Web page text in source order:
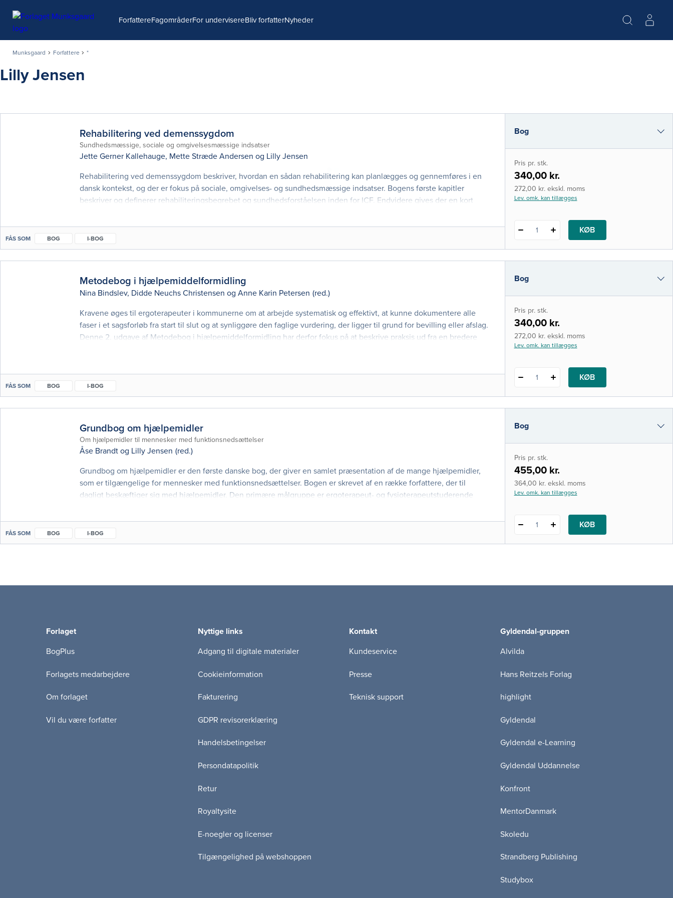
ForfattereFagområderFor undervisereBliv forfatterNyheder
Munksgaard Forfattere *
Lilly Jensen
Rehabilitering ved demenssygdom
Sundhedsmæssige, sociale og omgivelsesmæssige indsatser
Jette Gerner Kallehauge, Mette Stræde Andersen og Lilly Jensen
Rehabilitering ved demenssygdom beskriver, hvordan en sådan rehabilitering kan planlægges og gennemføres i en
dansk kontekst, og der er fokus på sociale, omgivelses- og sundhedsmæssige indsatser. Bogens første kapitler
beskriver og definerer rehabiliteringsbegrebet og sundhedsforståelsen inden for ICF. Endvidere gives der en kort
FÅS SOM BOG I-BOG
Bog
i-bog
Pris pr. stk.
340,00 kr.
272,00 kr. ekskl. moms
Lev. omk. kan tillægges
1 KØB
Metodebog i hjælpemiddelformidling
Nina Bindslev, Didde Neuchs Christensen og Anne Karin Petersen (red.)
Kravene øges til ergoterapeuter i kommunerne om at arbejde systematisk og effektivt, at kunne dokumentere alle
faser i et sagsforløb fra start til slut og at synliggøre den faglige vurdering, der ligger til grund for bevilling eller afslag.
Denne 2. udgave af Metodebog i hjælpemiddelformidling har derfor fokus på at beskrive praksis ud fra en bredere
FÅS SOM BOG I-BOG
Bog
i-bog
Pris pr. stk.
340,00 kr.
272,00 kr. ekskl. moms
Lev. omk. kan tillægges
1 KØB
Grundbog om hjælpemidler
Om hjælpemidler til mennesker med funktionsnedsættelser
Åse Brandt og Lilly Jensen (red.)
Grundbog om hjælpemidler er den første danske bog, der giver en samlet præsentation af de mange hjælpemidler,
som er tilgængelige for mennesker med funktionsnedsættelser. Bogen er skrevet af en række forfattere, der til
dagligt beskæftiger sig med hjælpemidler. Den primære målgruppe er ergoterapeut- og fysioterapeutstuderende
FÅS SOM BOG I-BOG
Bog
i-bog
Pris pr. stk.
455,00 kr.
364,00 kr. ekskl. moms
Lev. omk. kan tillægges
1 KØB
Forlaget
BogPlus
Forlagets medarbejdere
Om forlaget
Vil du være forfatter
Nyttige links
Adgang til digitale materialer
Cookieinformation
Fakturering
GDPR revisorerklæring
Handelsbetingelser
Persondatapolitik
Retur
Royaltysite
E-noegler og licenser
Tilgængelighed på webshoppen
Kontakt
Kundeservice
Presse
Teknisk support
Gyldendal-gruppen
Alvilda
Hans Reitzels Forlag
highlight
Gyldendal
Gyldendal e-Learning
Gyldendal Uddannelse
Konfront
MentorDanmark
Skoledu
Strandberg Publishing
Studybox